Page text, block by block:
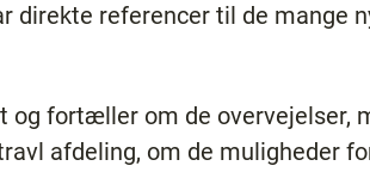
direkte referencer til de mange
fortæller om de overvejelser,
afdeling, om de muligheder